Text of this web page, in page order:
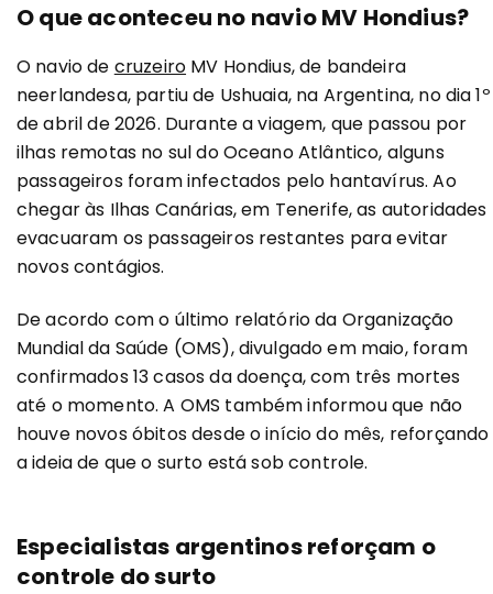
O que aconteceu no navio MV Hondius?
O navio de cruzeiro MV Hondius, de bandeira
neerlandesa, partiu de Ushuaia, na Argentina, no dia 1º
de abril de 2026. Durante a viagem, que passou por
ilhas remotas no sul do Oceano Atlântico, alguns
passageiros foram infectados pelo hantavírus. Ao
chegar às Ilhas Canárias, em Tenerife, as autoridades
evacuaram os passageiros restantes para evitar
novos contágios.
De acordo com o último relatório da Organização
Mundial da Saúde (OMS), divulgado em maio, foram
confirmados 13 casos da doença, com três mortes
até o momento. A OMS também informou que não
houve novos óbitos desde o início do mês, reforçando
a ideia de que o surto está sob controle.
Especialistas argentinos reforçam o
controle do surto